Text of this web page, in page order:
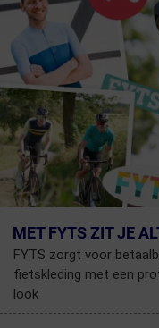
MET FYTS ZIT JE
FYTS zorgt voor
fietskleding met een
look